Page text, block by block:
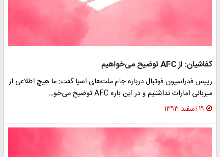
کفاشیان: از AFC توضیح می‌خواهیم
رییس فدراسیون فوتبال درباره جام ملت‌های آسیا گفت: ما هیچ اطلاعی از
میزبانی امارات نداشتیم و در این باره AFC توضیح می‌خو…
۱۹ اسفند ۱۳۹۳